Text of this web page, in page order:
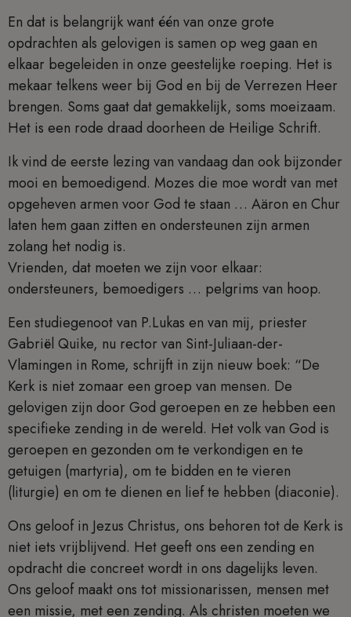
En dat is belangrijk want één van onze grote
opdrachten als gelovigen is samen op weg gaan en
elkaar begeleiden in onze geestelijke roeping. Het is
mekaar telkens weer bij God en bij de Verrezen Heer
brengen. Soms gaat dat gemakkelijk, soms moeizaam.
Het is een rode draad doorheen de Heilige Schrift.
Ik vind de eerste lezing van vandaag dan ook bijzonder
mooi en bemoedigend. Mozes die moe wordt van met
opgeheven armen voor God te staan … Aäron en Chur
laten hem gaan zitten en ondersteunen zijn armen
zolang het nodig is.
Vrienden, dat moeten we zijn voor elkaar:
ondersteuners, bemoedigers … pelgrims van hoop.
Een studiegenoot van P.Lukas en van mij, priester
Gabriël Quike, nu rector van Sint-Juliaan-der-
Vlamingen in Rome, schrijft in zijn nieuw boek: “De
Kerk is niet zomaar een groep van mensen. De
gelovigen zijn door God geroepen en ze hebben een
specifieke zending in de wereld. Het volk van God is
geroepen en gezonden om te verkondigen en te
getuigen (martyria), om te bidden en te vieren
(liturgie) en om te dienen en lief te hebben (diaconie).
Ons geloof in Jezus Christus, ons behoren tot de Kerk is
niet iets vrijblijvend. Het geeft ons een zending en
opdracht die concreet wordt in ons dagelijks leven.
Ons geloof maakt ons tot missionarissen, mensen met
een missie, met een zending. Als christen moeten we